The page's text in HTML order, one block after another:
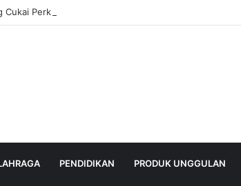
Perkuat Komitmen Berantas Rokok Ilegal di
PENDIDIKAN PRODUK UNGGULAN